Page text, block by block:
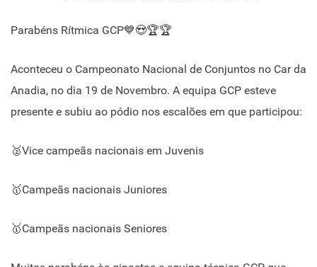
Parabéns Rítmica GCP💙😍🏆🏆
Aconteceu o Campeonato Nacional de Conjuntos no Car da
Anadia, no dia 19 de Novembro. A equipa GCP esteve
presente e subiu ao pódio nos escalões em que participou:
🥈Vice campeãs nacionais em Juvenis
🥇Campeãs nacionais Juniores
🥇Campeãs nacionais Seniores